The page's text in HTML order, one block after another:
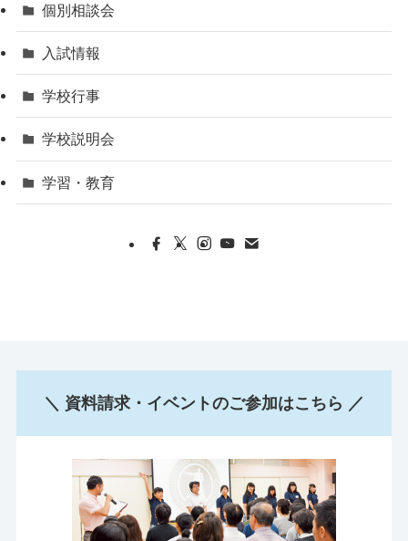
個別相談会
入試情報
学校行事
学校説明会
学習・教育
＼ 資料請求・イベントのご参加はこちら ／